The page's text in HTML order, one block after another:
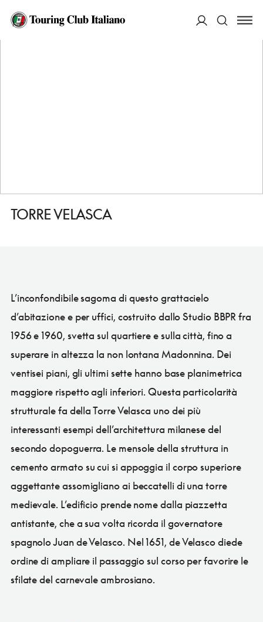
HOME
TORRE VELASCA
L’inconfondibile sagoma di questo grattacielo
d’abitazione e per uffici, costruito dallo Studio BBPR fra
1956 e 1960, svetta sul quartiere e sulla città, fino a
superare in altezza la non lontana Madonnina. Dei
ventisei piani, gli ultimi sette hanno base planimetrica
maggiore rispetto agli inferiori. Questa particolarità
strutturale fa della Torre Velasca uno dei più
interessanti esempi dell’architettura milanese del
secondo dopoguerra. Le mensole della struttura in
cemento armato su cui si appoggia il corpo superiore
aggettante assomigliano ai beccatelli di una torre
medievale. L’edificio prende nome dalla piazzetta
antistante, che a sua volta ricorda il governatore
spagnolo Juan de Velasco. Nel 1651, de Velasco diede
ordine di ampliare il passaggio sul corso per favorire le
sfilate del carnevale ambrosiano.